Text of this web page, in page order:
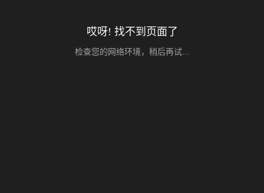
哎呀! 找不到页面了
检查您的网络环境，稍后再试...